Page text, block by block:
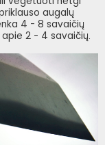
augalų
4 - 8 savaičių
2 - 4 savaičių.